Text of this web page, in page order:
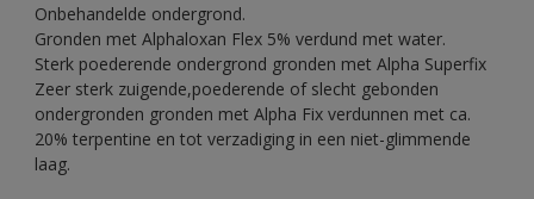
Onbehandelde ondergrond.
Gronden met Alphaloxan Flex 5% verdund met water.
Sterk poederende ondergrond gronden met Alpha Superfix
Zeer sterk zuigende,poederende of slecht gebonden
ondergronden gronden met Alpha Fix verdunnen met ca.
20% terpentine en tot verzadiging in een niet-glimmende
laag.